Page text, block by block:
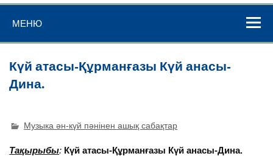
МЕНЮ
Күй атасы-Құрманғазы Күй анасы-
Дина.
Музыка ән-күй пәнінен ашық сабақтар
Тақырыбы: Күй атасы-Құрманғазы Күй анасы-Дина.